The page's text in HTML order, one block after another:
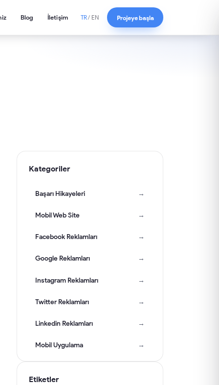
Blog İletişim TR/ EN Projeye başla
Kategoriler
Başarı Hikayeleri →
Mobil Web Site →
Facebook Reklamları →
Google Reklamları →
Instagram Reklamları →
Twitter Reklamları →
Linkedin Reklamları →
Mobil Uygulama →
Etiketler